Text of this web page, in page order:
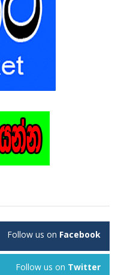
Follow us on Facebook
Follow us on Twitter